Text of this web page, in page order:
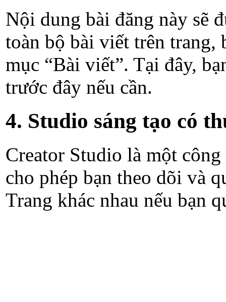
Nội dung bài đăng này sẽ
toàn bộ bài viết trên
mục “Bài viết”. Tại đây,
trước đây nếu cần.
4. Studio sáng tạo có
Creator Studio là một
cho phép bạn theo dõi và
Trang khác nhau nếu bạn